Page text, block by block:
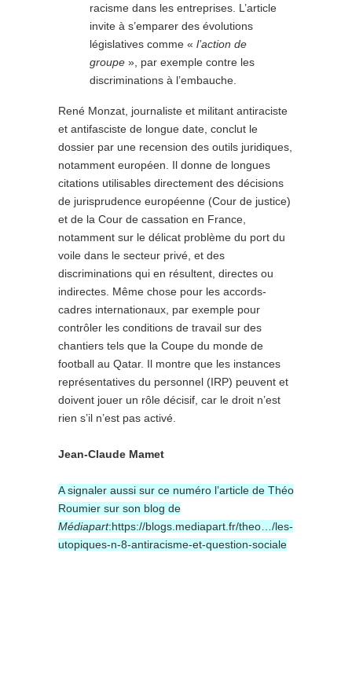
racisme dans les entreprises. L’article
invite à s’emparer des évolutions
législatives comme « l’action de
groupe », par exemple contre les
discriminations à l’embauche.
René Monzat, journaliste et militant antiraciste
et antifasciste de longue date, conclut le
dossier par une recension des outils juridiques,
notamment européen. Il donne de longues
citations utilisables directement des décisions
de jurisprudence européenne (Cour de justice)
et de la Cour de cassation en France,
notamment sur le délicat problème du port du
voile dans le secteur privé, et des
discriminations qui en résultent, directes ou
indirectes. Même chose pour les accords-
cadres internationaux, par exemple pour
contrôler les conditions de travail sur des
chantiers tels que la Coupe du monde de
football au Qatar. Il montre que les instances
représentatives du personnel (IRP) peuvent et
doivent jouer un rôle décisif, car le droit n’est
rien s’il n’est pas activé.
Jean-Claude Mamet
A signaler aussi sur ce numéro l’article de Théo
Roumier sur son blog de
Médiapart:https://blogs.mediapart.fr/theo…/les-
utopiques-n-8-antiracisme-et-question-sociale